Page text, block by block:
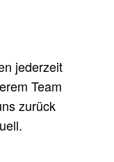
jederzeit
Team
zurück